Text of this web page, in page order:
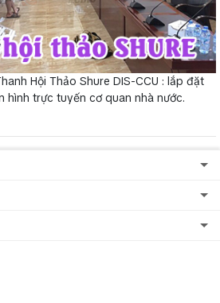
Hội Thảo Shure DIS-CCU : lắp đặt
hình trực tuyến cơ quan nhà nước.